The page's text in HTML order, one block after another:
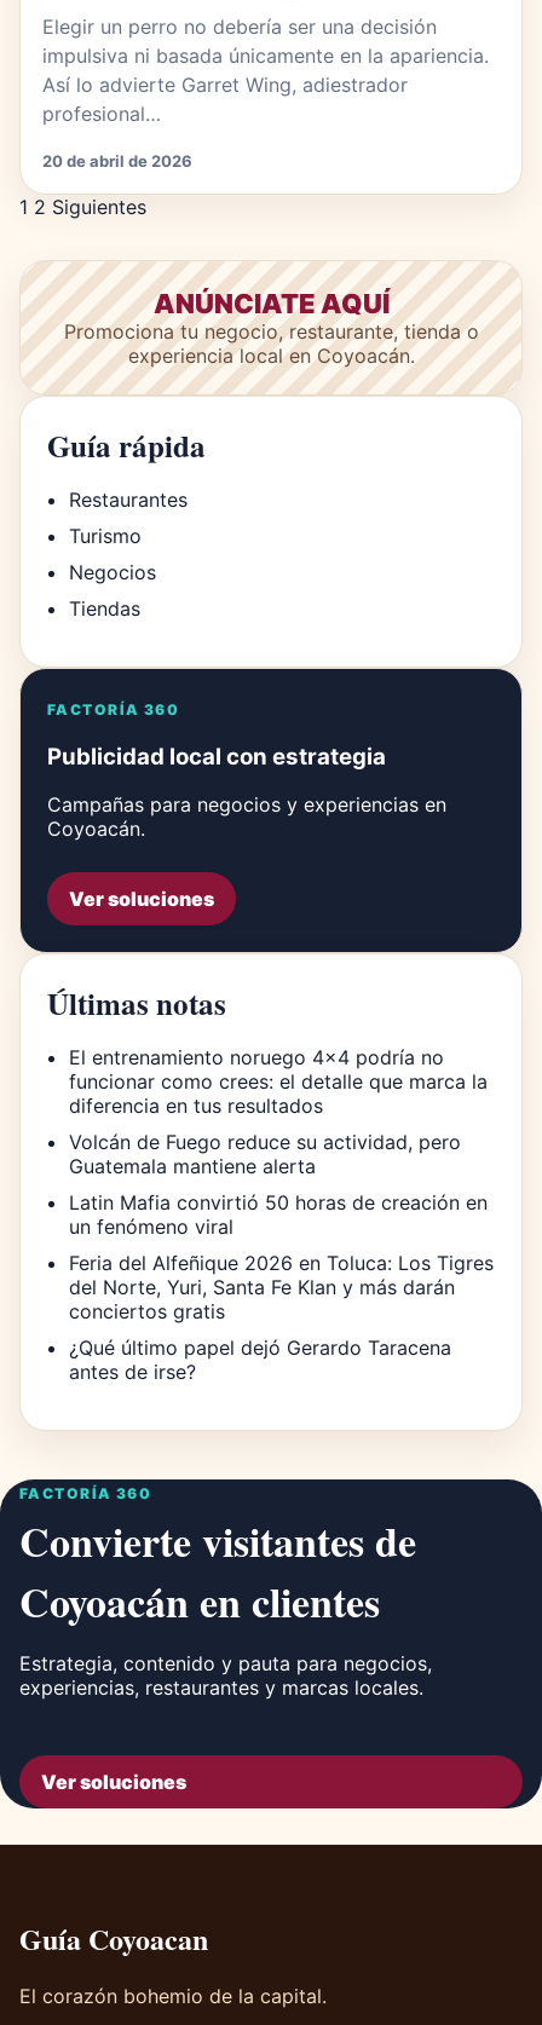
Elegir un perro no debería ser una decisión
impulsiva ni basada únicamente en la apariencia.
Así lo advierte Garret Wing, adiestrador
profesional…
20 de abril de 2026
Paginación de entradas
1 2 Siguientes
ANÚNCIATE AQUÍ
Promociona tu negocio, restaurante, tienda o
experiencia local en Coyoacán.
Guía rápida
Restaurantes
Turismo
Negocios
Tiendas
FACTORÍA 360
Publicidad local con estrategia
Campañas para negocios y experiencias en
Coyoacán.
Ver soluciones
Últimas notas
El entrenamiento noruego 4×4 podría no
funcionar como crees: el detalle que marca la
diferencia en tus resultados
Volcán de Fuego reduce su actividad, pero
Guatemala mantiene alerta
Latin Mafia convirtió 50 horas de creación en
un fenómeno viral
Feria del Alfeñique 2026 en Toluca: Los Tigres
del Norte, Yuri, Santa Fe Klan y más darán
conciertos gratis
¿Qué último papel dejó Gerardo Taracena
antes de irse?
FACTORÍA 360
Convierte visitantes de
Coyoacán en clientes
Estrategia, contenido y pauta para negocios,
experiencias, restaurantes y marcas locales.
Ver soluciones
Guía Coyoacan
El corazón bohemio de la capital.